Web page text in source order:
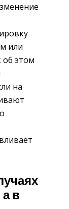
или
об этом
на
в